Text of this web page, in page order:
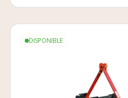
DISPONIBLE